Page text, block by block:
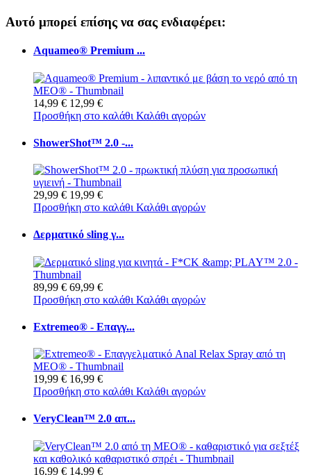
Αυτό μπορεί επίσης να σας ενδιαφέρει:
Aquameo® Premium ...
14,99 € 12,99 €
Προσθήκη στο καλάθι Καλάθι αγορών
ShowerShot™ 2.0 -...
29,99 € 19,99 €
Προσθήκη στο καλάθι Καλάθι αγορών
Δερματικό sling γ...
89,99 € 69,99 €
Προσθήκη στο καλάθι Καλάθι αγορών
Extremeo® - Επαγγ...
19,99 € 16,99 €
Προσθήκη στο καλάθι Καλάθι αγορών
VeryClean™ 2.0 απ...
16,99 € 14,99 €